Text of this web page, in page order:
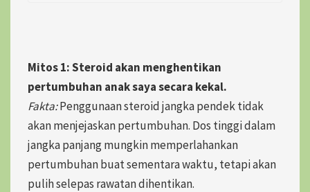
Mitos 1: Steroid akan menghentikan
pertumbuhan anak saya secara kekal.
Fakta:Penggunaan steroid jangka pendek tidak
akan menjejaskan pertumbuhan. Dos tinggi dalam
jangka panjang mungkin memperlahankan
pertumbuhan buat sementara waktu, tetapi akan
pulih selepas rawatan dihentikan.